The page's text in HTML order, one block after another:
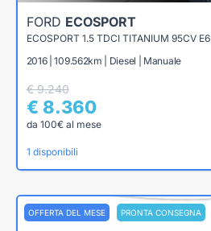
FORD ECOSPORT
ECOSPORT 1.5 TDCI TITANIUM 95CV E6
2016 | 109.562km | Diesel | Manuale
€ 9.240
€ 8.360
da 100€ al mese
1 disponibili
OFFERTA DEL MESE PRONTA CONSEGNA